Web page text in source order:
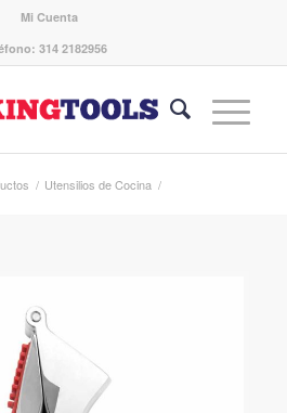
Mi Cuenta
314 2182956
/ Utensilios de Cocina /